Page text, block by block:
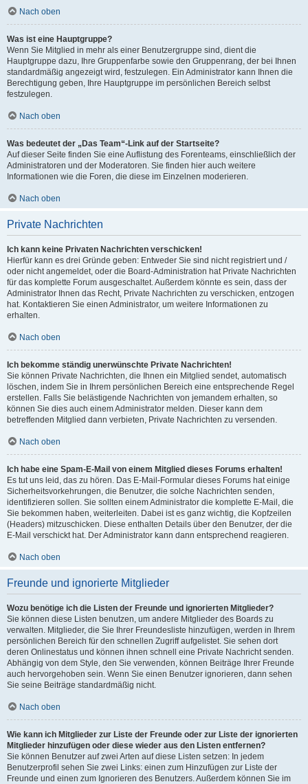
Nach oben
Was ist eine Hauptgruppe?
Wenn Sie Mitglied in mehr als einer Benutzergruppe sind, dient die
Hauptgruppe dazu, Ihre Gruppenfarbe sowie den Gruppenrang, der bei Ihnen
standardmäßig angezeigt wird, festzulegen. Ein Administrator kann Ihnen die
Berechtigung geben, Ihre Hauptgruppe im persönlichen Bereich selbst
festzulegen.
Nach oben
Was bedeutet der „Das Team“-Link auf der Startseite?
Auf dieser Seite finden Sie eine Auflistung des Forenteams, einschließlich der
Administratoren und der Moderatoren. Sie finden hier auch weitere
Informationen wie die Foren, die diese im Einzelnen moderieren.
Nach oben
Private Nachrichten
Ich kann keine Privaten Nachrichten verschicken!
Hierfür kann es drei Gründe geben: Entweder Sie sind nicht registriert und /
oder nicht angemeldet, oder die Board-Administration hat Private Nachrichten
für das komplette Forum ausgeschaltet. Außerdem könnte es sein, dass der
Administrator Ihnen das Recht, Private Nachrichten zu verschicken, entzogen
hat. Kontaktieren Sie einen Administrator, um weitere Informationen zu
erhalten.
Nach oben
Ich bekomme ständig unerwünschte Private Nachrichten!
Sie können Private Nachrichten, die Ihnen ein Mitglied sendet, automatisch
löschen, indem Sie in Ihrem persönlichen Bereich eine entsprechende Regel
erstellen. Falls Sie belästigende Nachrichten von jemandem erhalten, so
können Sie dies auch einem Administrator melden. Dieser kann dem
betreffenden Mitglied dann verbieten, Private Nachrichten zu versenden.
Nach oben
Ich habe eine Spam-E-Mail von einem Mitglied dieses Forums erhalten!
Es tut uns leid, das zu hören. Das E-Mail-Formular dieses Forums hat einige
Sicherheitsvorkehrungen, die Benutzer, die solche Nachrichten senden,
identifizieren sollen. Sie sollten einem Administrator die komplette E-Mail, die
Sie bekommen haben, weiterleiten. Dabei ist es ganz wichtig, die Kopfzeilen
(Headers) mitzuschicken. Diese enthalten Details über den Benutzer, der die
E-Mail verschickt hat. Der Administrator kann dann entsprechend reagieren.
Nach oben
Freunde und ignorierte Mitglieder
Wozu benötige ich die Listen der Freunde und ignorierten Mitglieder?
Sie können diese Listen benutzen, um andere Mitglieder des Boards zu
verwalten. Mitglieder, die Sie Ihrer Freundesliste hinzufügen, werden in Ihrem
persönlichen Bereich für den schnellen Zugriff aufgelistet. Sie sehen dort
deren Onlinestatus und können ihnen schnell eine Private Nachricht senden.
Abhängig von dem Style, den Sie verwenden, können Beiträge Ihrer Freunde
auch hervorgehoben sein. Wenn Sie einen Benutzer ignorieren, dann sehen
Sie seine Beiträge standardmäßig nicht.
Nach oben
Wie kann ich Mitglieder zur Liste der Freunde oder zur Liste der ignorierten
Mitglieder hinzufügen oder diese wieder aus den Listen entfernen?
Sie können Benutzer auf zwei Arten auf diese Listen setzen: In jedem
Benutzerprofil sehen Sie zwei Links: einen zum Hinzufügen zur Liste der
Freunde und einen zum Ignorieren des Benutzers. Außerdem können Sie im